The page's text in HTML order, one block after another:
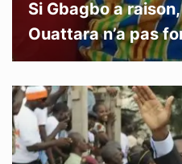
Si Gbagbo a
Ouattara n’a pas